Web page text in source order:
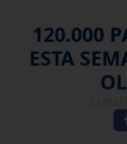
120.000
ESTA